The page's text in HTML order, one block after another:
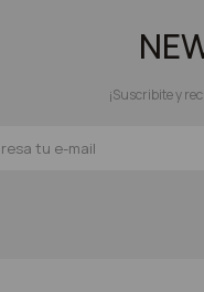
¡Suscribite y